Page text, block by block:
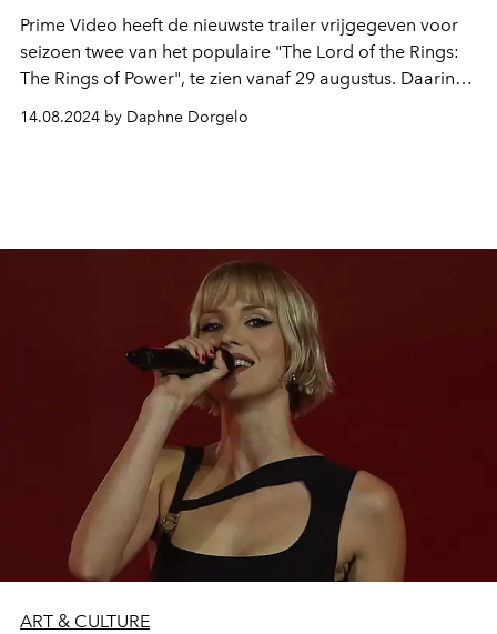
Prime Video heeft de nieuwste trailer vrijgegeven voor
seizoen twee van het populaire "The Lord of the Rings:
The Rings of Power", te zien vanaf 29 augustus. Daarin
veroorzaakt.
14.08.2024 by Daphne Dorgelo
ART & CULTURE